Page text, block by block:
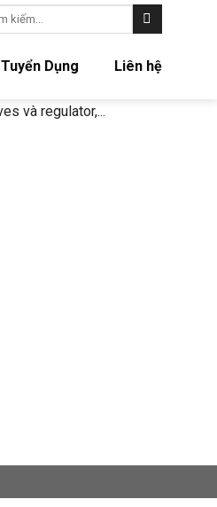
Tuyển Dụng Liên hệ